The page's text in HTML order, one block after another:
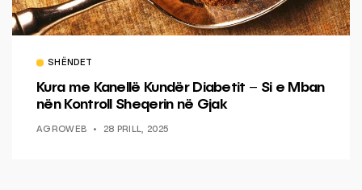
SHËNDET
Kura me Kanellë Kundër Diabetit – Si e Mban
nën Kontroll Sheqerin në Gjak
AGROWEB 28 PRILL, 2025